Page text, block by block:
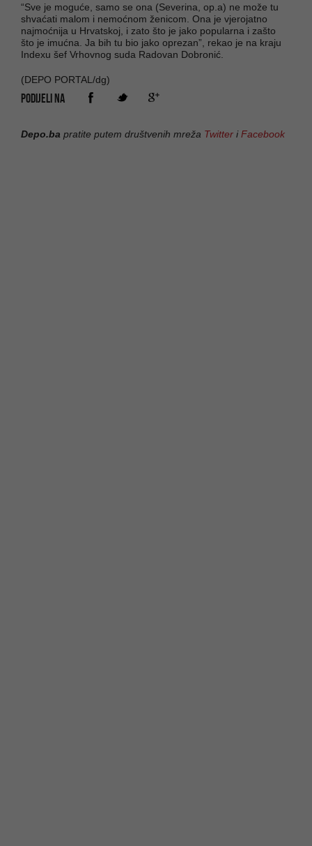
“Sve je moguće, samo se ona (Severina, op.a) ne može tu
shvaćati malom i nemoćnom ženicom. Ona je vjerojatno
najmoćnija u Hrvatskoj, i zato što je jako popularna i zašto
što je imućna. Ja bih tu bio jako oprezan”, rekao je na kraju
Indexu šef Vrhovnog suda Radovan Dobronić.
(DEPO PORTAL/dg)
PODIJELI NA
Depo.ba pratite putem društvenih mreža Twitter iFacebook